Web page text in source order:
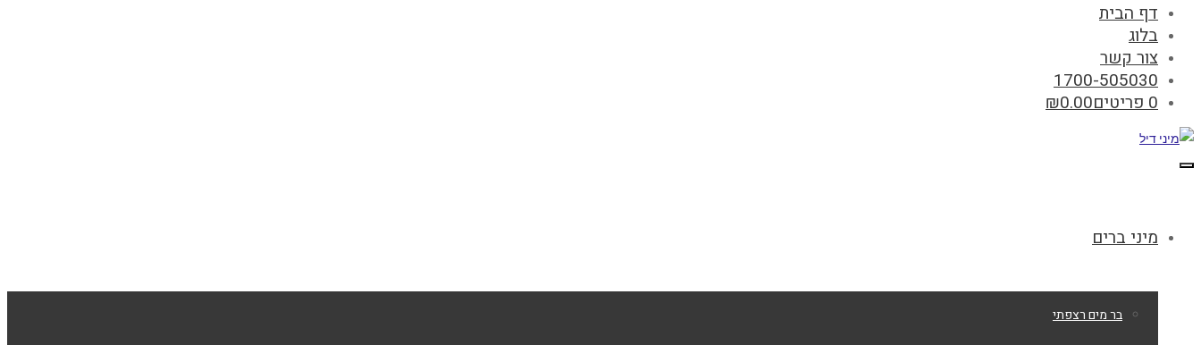
דף הבית
בלוג
צור קשר
1700-505030
0 פריטים
₪0.00
תפריט
מיני ברים
בר מים רצפתי